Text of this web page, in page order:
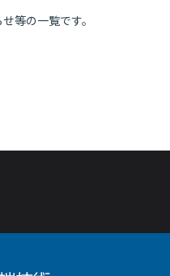
等の一覧です。